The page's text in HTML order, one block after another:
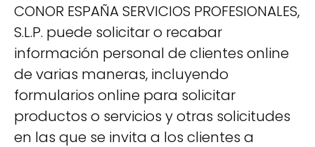
CONOR ESPAÑA SERVICIOS PROFESIONALES,
S.L.P. puede solicitar o recabar
información personal de clientes online
de varias maneras, incluyendo
formularios online para solicitar
productos o servicios y otras solicitudes
en las que se invita a los clientes a